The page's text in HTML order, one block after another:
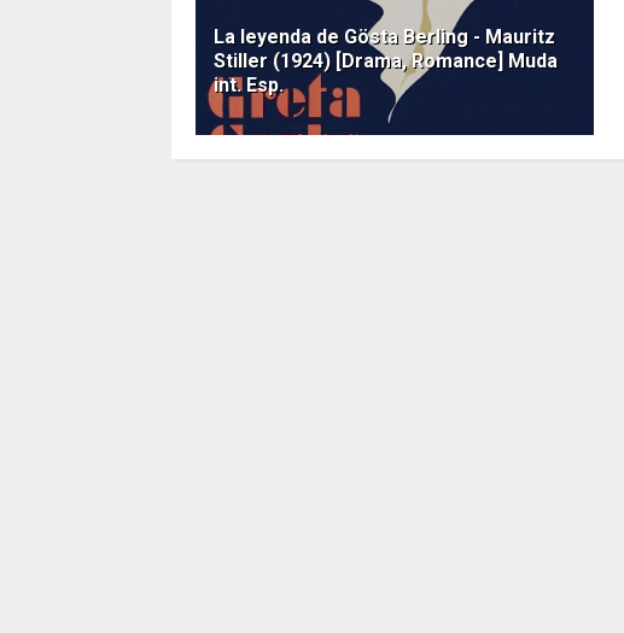
La leyenda de Gösta Berling - Mauritz
Stiller (1924) [Drama, Romance] Muda
int. Esp.